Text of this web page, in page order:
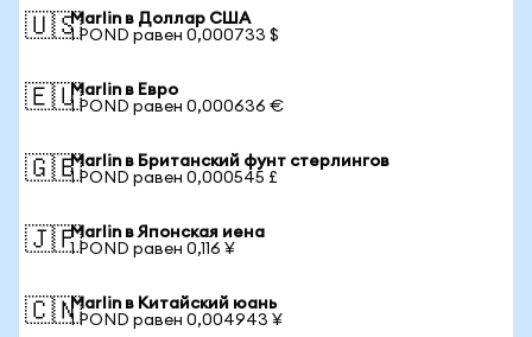
🇺🇸Marlin в Доллар США
1 POND равен 0,000733 $
🇪🇺Marlin в Евро
1 POND равен 0,000636 €
🇬🇧Marlin в Британский фунт стерлингов
1 POND равен 0,000545 £
🇯🇵Marlin в Японская иена
1 POND равен 0,116 ¥
🇨🇳Marlin в Китайский юань
1 POND равен 0,004943 ¥